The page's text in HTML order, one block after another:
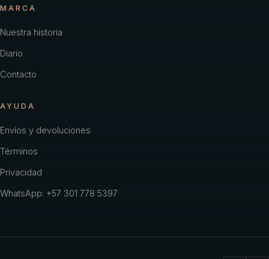
MARCA
Nuestra historia
Diario
Contacto
AYUDA
Envíos y devoluciones
Términos
Privacidad
WhatsApp: +57 301 778 5397